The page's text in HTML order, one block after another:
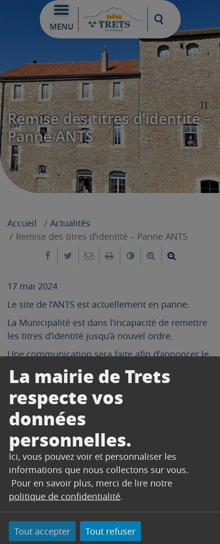
La mairie de Trets
respecte vos
données
personnelles.
Ici, vous pouvez voir et personnaliser les
informations que nous collectons sur vous.
Pour en savoir plus, merci de lire notre
politique de confidentialité.
Tout accepter Tout refuser
MENU
Moteur de
Remise des titres d’identité –
Panne ANTS
Accueil
Actualités
Remise des titres d’identité – Panne ANTS
Partager sur Facebook
Partager sur Twitter
Envoyer par e-mail
ImprimerChanger leAgrandir le
17 mai 2024
Le site de l’ANTS est actuellement en panne.
La Municipalité est dans l’incapacité de remettre
les titres d’identité jusqu’à nouvel ordre.
Une communication sera faite afin d’annoncer le
rétablissement du service.
Merci pour votre compréhension.
CONTACT
ÉTAT-CIVIL
Hôtel de VillePlace du 14 Juillet
Horaires : Lundi : 8h00 - 12h00 / 13h30 - 18h30 Du
mardi au jeudi : 8h00 - 12h00 / 13h30 - 17h30
Vendredi : 8h00 - 12h00 / 13h30 - 16h30 -